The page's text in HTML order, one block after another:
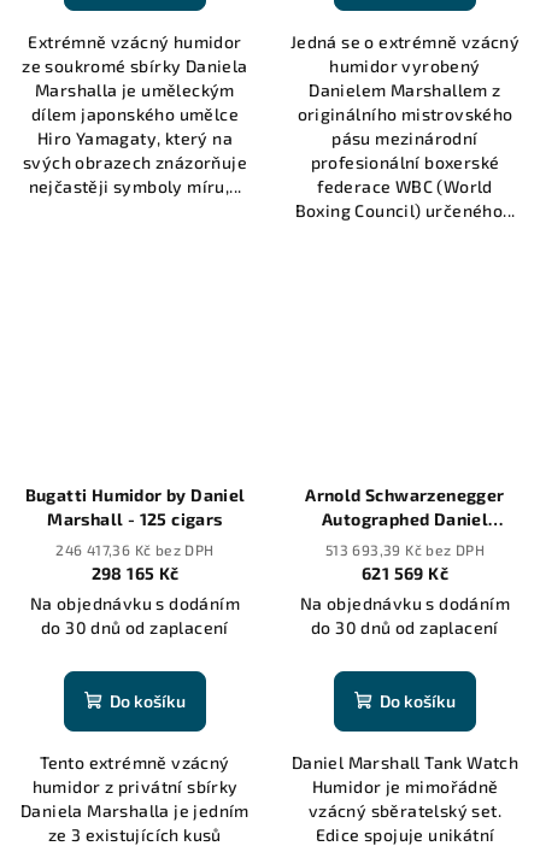
Extrémně vzácný humidor
ze soukromé sbírky Daniela
Marshalla je uměleckým
dílem japonského umělce
Hiro Yamagaty, který na
svých obrazech znázorňuje
nejčastěji symboly míru,...
Jedná se o extrémně vzácný
humidor vyrobený
Danielem Marshallem z
originálního mistrovského
pásu mezinárodní
profesionální boxerské
federace WBC (World
Boxing Council) určeného...
Bugatti Humidor by Daniel
Marshall - 125 cigars
246 417,36 Kč bez DPH
298 165 Kč
Na objednávku s dodáním
do 30 dnů od zaplacení
Do košíku
Tento extrémně vzácný
humidor z privátní sbírky
Daniela Marshalla je jedním
ze 3 existujících kusů
Arnold Schwarzenegger
Autographed Daniel
Marshall "The Tank Watch"
Humidor
513 693,39 Kč bez DPH
621 569 Kč
Na objednávku s dodáním
do 30 dnů od zaplacení
Do košíku
Daniel Marshall Tank Watch
Humidor je mimořádně
vzácný sběratelský set.
Edice spojuje unikátní